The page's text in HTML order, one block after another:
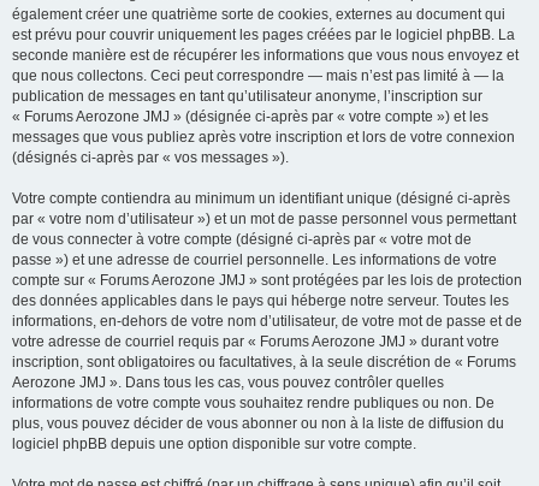
également créer une quatrième sorte de cookies, externes au document qui
est prévu pour couvrir uniquement les pages créées par le logiciel phpBB. La
seconde manière est de récupérer les informations que vous nous envoyez et
que nous collectons. Ceci peut correspondre — mais n’est pas limité à — la
publication de messages en tant qu’utilisateur anonyme, l’inscription sur
« Forums Aerozone JMJ » (désignée ci-après par « votre compte ») et les
messages que vous publiez après votre inscription et lors de votre connexion
(désignés ci-après par « vos messages »).
Votre compte contiendra au minimum un identifiant unique (désigné ci-après
par « votre nom d’utilisateur ») et un mot de passe personnel vous permettant
de vous connecter à votre compte (désigné ci-après par « votre mot de
passe ») et une adresse de courriel personnelle. Les informations de votre
compte sur « Forums Aerozone JMJ » sont protégées par les lois de protection
des données applicables dans le pays qui héberge notre serveur. Toutes les
informations, en-dehors de votre nom d’utilisateur, de votre mot de passe et de
votre adresse de courriel requis par « Forums Aerozone JMJ » durant votre
inscription, sont obligatoires ou facultatives, à la seule discrétion de « Forums
Aerozone JMJ ». Dans tous les cas, vous pouvez contrôler quelles
informations de votre compte vous souhaitez rendre publiques ou non. De
plus, vous pouvez décider de vous abonner ou non à la liste de diffusion du
logiciel phpBB depuis une option disponible sur votre compte.